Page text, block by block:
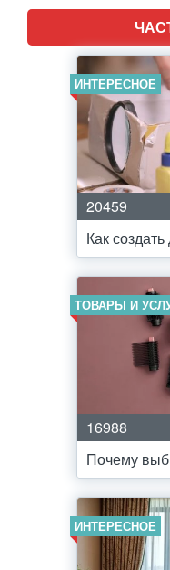
ИНТЕРЕСНОЕ
20459
Как
ТОВАРЫ И
16988
Почему
ИНТЕРЕСНОЕ